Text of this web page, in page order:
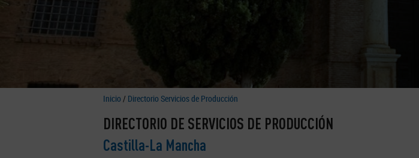
Inicio / Directorio Servicios de Producción
DIRECTORIO DE SERVICIOS DE PRODUCCIÓN
Castilla-La Mancha